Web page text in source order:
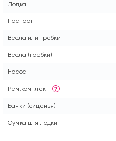
Лодка
Паспорт
Весла или гребки
Весла (гребки)
Насос
Рем.комплект ?
Банки (сиденья)
Сумка для лодки